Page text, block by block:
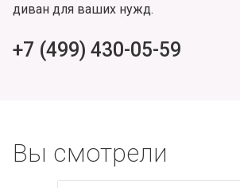
диван для ваших нужд.
+7 (499) 430-05-59
Вы смотрели